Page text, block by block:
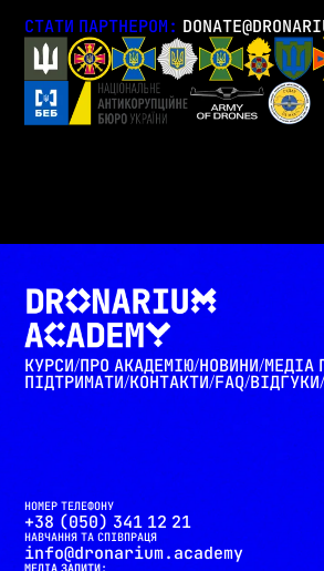
СТАТИ ПАРТНЕРОМ:
КУРСИ/ПРО АКАДЕМІЮ/НОВИНИ/МЕДІА
ПІДТРИМАТИ/КОНТАКТИ/FAQ/ВІДГУКИ/
НОМЕР ТЕЛЕФОНУ
+38 (050) 341 12 21
НАВЧАННЯ ТА СПІВПРАЦЯ
info@dronarium.academy